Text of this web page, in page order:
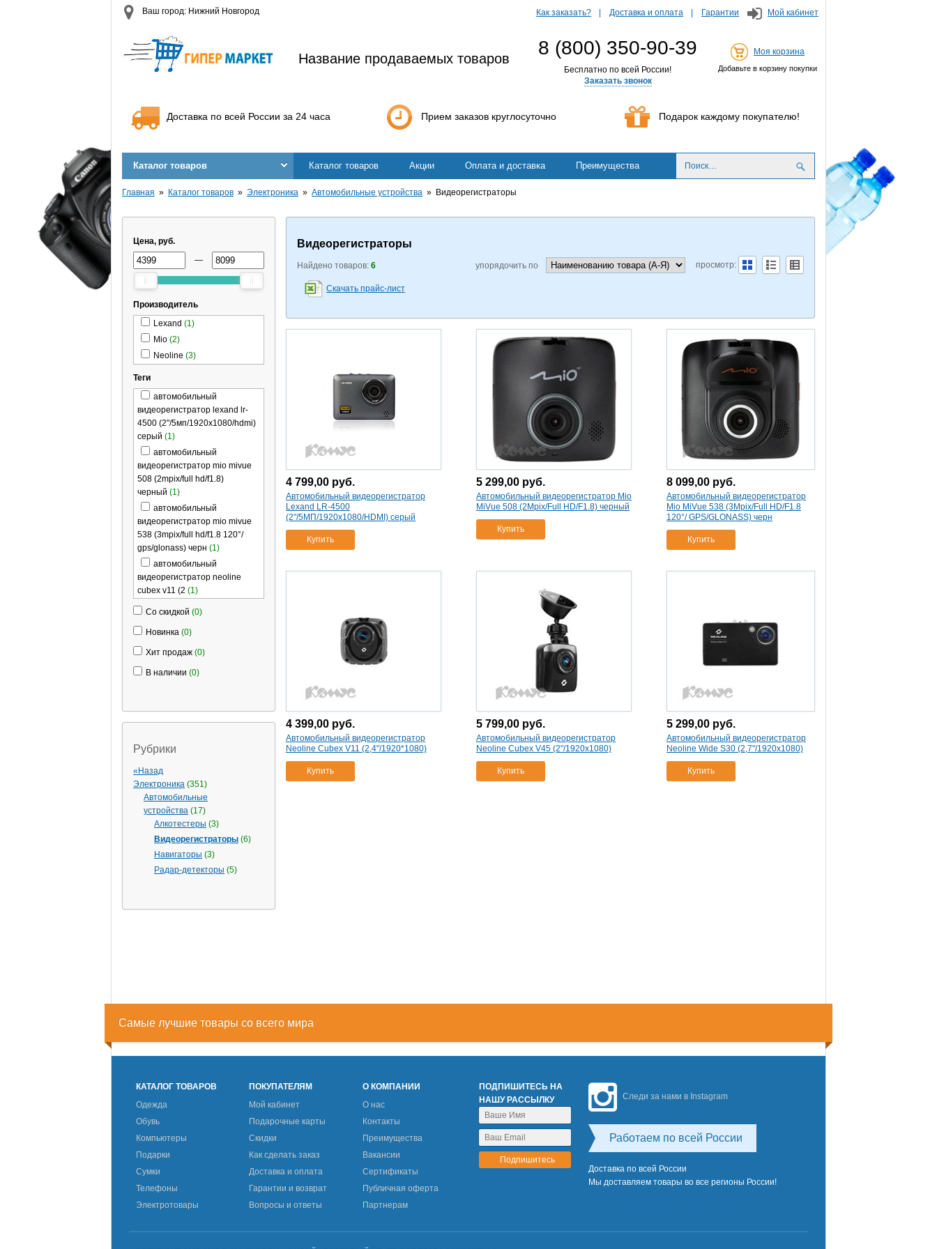
Ваш город: Нижний Новгород Как заказать? Доставка и оплата Гарантии Мой кабинет
Название продаваемых товаров 8 (800) 350-90-39
Бесплатно по всей России!
Заказать звонок
Моя корзина
Добавьте в корзину покупки
Доставка по всей России за 24 часа Прием заказов круглосуточно Подарок каждому покупателю!
Каталог товаров Каталог товаров Акции Оплата и доставка Преимущества
Главная Каталог товаров Электроника Автомобильные устройства Видеорегистраторы
Цена, руб.
—
Производитель
Lexand (1)
Mio (2)
Neoline (3)
Теги
автомобильный
видеорегистратор lexand lr-
4500 (2"/5мп/1920х1080/hdmi)
серый (1)
автомобильный
видеорегистратор mio mivue
508 (2mpix/full hd/f1.8)
черный (1)
автомобильный
видеорегистратор mio mivue
538 (3mpix/full hd/f1.8 120°/
gps/glonass) черн (1)
автомобильный
видеорегистратор neoline
cubex v11 (2 (1)
4"/1920*1080)
видеорегистратор neoline
cubex v45 (2"/1920x1080)
видеорегистратор neoline wide
Со скидкой (0)
Новинка (0)
Хит продаж (0)
В наличии (0)
Рубрики
«Назад
Электроника (351)
Автомобильные
устройства (17)
Алкотестеры (3)
Видеорегистраторы (6)
Навигаторы (3)
Радар-детекторы (5)
Видеорегистраторы
Найдено товаров: 6 упорядочить по просмотр:
Скачать прайс-лист
4 799,00 руб.
Автомобильный видеорегистратор
Lexand LR-4500
(2"/5МП/1920х1080/HDMI) серый
Купить
5 299,00 руб.
Автомобильный видеорегистратор Mio
MiVue 508 (2Mpix/Full HD/F1.8) черный
Купить
8 099,00 руб.
Автомобильный видеорегистратор
Mio MiVue 538 (3Mpix/Full HD/F1.8
120°/ GPS/GLONASS) черн
Купить
4 399,00 руб.
Автомобильный видеорегистратор
Neoline Cubex V11 (2,4"/1920*1080)
Купить
5 799,00 руб.
Автомобильный видеорегистратор
Neoline Cubex V45 (2"/1920x1080)
Купить
5 299,00 руб.
Автомобильный видеорегистратор
Neoline Wide S30 (2,7"/1920x1080)
Купить
Самые лучшие товары со всего мира
КАТАЛОГ ТОВАРОВ
Одежда
Обувь
Компьютеры
Подарки
Сумки
Телефоны
Электротовары
ПОКУПАТЕЛЯМ
Мой кабинет
Подарочные карты
Скидки
Как сделать заказ
Доставка и оплата
Гарантии и возврат
Вопросы и ответы
О КОМПАНИИ
О нас
Контакты
Преимущества
Вакансии
Сертификаты
Публичная оферта
Партнерам
ПОДПИШИТЕСЬ НА
НАШУ РАССЫЛКУ
Следи за нами в Instagram
Работаем по всей России
Доставка по всей России
Мы доставляем товары во все регионы России!